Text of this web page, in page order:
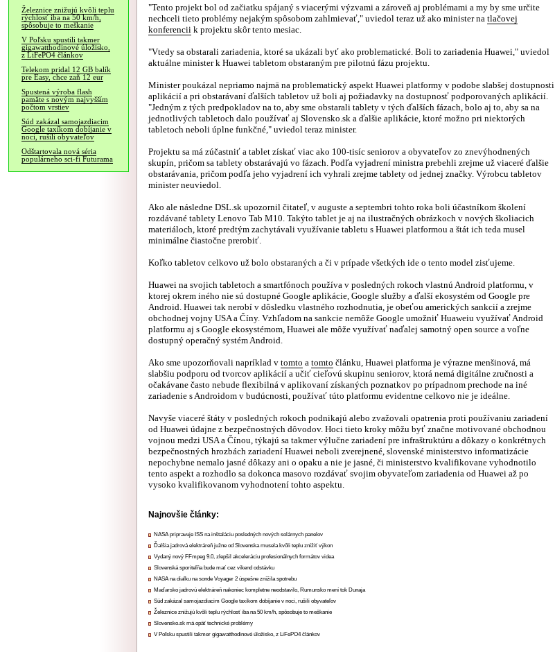
Železnice znižujú kvôli teplu
rýchlosť iba na 50 km/h,
spôsobuje to meškanie
V Poľsku spustili takmer
gigawatthodinové úložisko,
z LiFePO4 článkov
Telekom pridal 12 GB balík
pre Easy, chce zaň 12 eur
Spustená výroba flash
pamäte s novým najvyšším
počtom vrstiev
Súd zakázal samojazdiacim
Google taxíkom dobíjanie v
noci, rušili obyvateľov
Odštartovala nová séria
populárneho sci-fi Futurama
"Tento projekt bol od začiatku spájaný s viacerými výzvami a zároveň aj problémami a my by sme určite
nechceli tieto problémy nejakým spôsobom zahlmievať," uviedol teraz už ako minister na tlačovej
konferencii k projektu skôr tento mesiac.
"Vtedy sa obstarali zariadenia, ktoré sa ukázali byť ako problematické. Boli to zariadenia Huawei," uviedol
aktuálne minister k Huawei tabletom obstaraným pre pilotnú fázu projektu.
Minister poukázal nepriamo najmä na problematický aspekt Huawei platformy v podobe slabšej dostupnosti
aplikácií a pri obstarávaní ďalších tabletov už boli aj požiadavky na dostupnosť podporovaných aplikácií.
"Jedným z tých predpokladov na to, aby sme obstarali tablety v tých ďalších fázach, bolo aj to, aby sa na
jednotlivých tabletoch dalo používať aj Slovensko.sk a ďalšie aplikácie, ktoré možno pri niektorých
tabletoch neboli úplne funkčné," uviedol teraz minister.
Projektu sa má zúčastniť a tablet získať viac ako 100-tisíc seniorov a obyvateľov zo znevýhodnených
skupín, pričom sa tablety obstarávajú vo fázach. Podľa vyjadrení ministra prebehli zrejme už viaceré ďalšie
obstarávania, pričom podľa jeho vyjadrení ich vyhrali zrejme tablety od jednej značky. Výrobcu tabletov
minister neuviedol.
Ako ale následne DSL.sk upozornil čitateľ, v auguste a septembri tohto roka boli účastníkom školení
rozdávané tablety Lenovo Tab M10. Takýto tablet je aj na ilustračných obrázkoch v nových školiacich
materiáloch, ktoré predtým zachytávali využívanie tabletu s Huawei platformou a štát ich teda musel
minimálne čiastočne prerobiť.
Koľko tabletov celkovo už bolo obstaraných a či v prípade všetkých ide o tento model zisťujeme.
Huawei na svojich tabletoch a smartfónoch používa v posledných rokoch vlastnú Android platformu, v
ktorej okrem iného nie sú dostupné Google aplikácie, Google služby a ďalší ekosystém od Google pre
Android. Huawei tak nerobí v dôsledku vlastného rozhodnutia, je obeťou amerických sankcií a zrejme
obchodnej vojny USA a Číny. Vzhľadom na sankcie nemôže Google umožniť Huaweiu využívať Android
platformu aj s Google ekosystémom, Huawei ale môže využívať naďalej samotný open source a voľne
dostupný operačný systém Android.
Ako sme upozorňovali napríklad v tomto a tomto článku, Huawei platforma je výrazne menšinová, má
slabšiu podporu od tvorcov aplikácií a učiť cieľovú skupinu seniorov, ktorá nemá digitálne zručnosti a
očakávane často nebude flexibilná v aplikovaní získaných poznatkov po prípadnom prechode na iné
zariadenie s Androidom v budúcnosti, používať túto platformu evidentne celkovo nie je ideálne.
Navyše viaceré štáty v posledných rokoch podnikajú alebo zvažovali opatrenia proti používaniu zariadení
od Huawei údajne z bezpečnostných dôvodov. Hoci tieto kroky môžu byť značne motivované obchodnou
vojnou medzi USA a Čínou, týkajú sa takmer výlučne zariadení pre infraštruktúru a dôkazy o konkrétnych
bezpečnostných hrozbách zariadení Huawei neboli zverejnené, slovenské ministerstvo informatizácie
nepochybne nemalo jasné dôkazy ani o opaku a nie je jasné, či ministerstvo kvalifikovane vyhodnotilo
tento aspekt a rozhodlo sa dokonca masovo rozdávať svojim obyvateľom zariadenia od Huawei až po
vysoko kvalifikovanom vyhodnotení tohto aspektu.
Najnovšie články:
NASA pripravuje ISS na inštaláciu posledných nových solárnych panelov
Ďalšia jadrová elektráreň južne od Slovenska musela kvôli teplu znížiť výkon
Vydaný nový FFmpeg 9.0, zlepšil akceleráciu profesionálnych formátov videa
Slovenská sporiteľňa bude mať cez víkend odstávku
NASA na diaľku na sonde Voyager 2 úspešne znížila spotrebu
Maďarsko jadrovú elektráreň nakoniec kompletne neodstavilo, Rumunsko mení tok Dunaja
Súd zakázal samojazdiacim Google taxíkom dobíjanie v noci, rušili obyvateľov
Železnice znižujú kvôli teplu rýchlosť iba na 50 km/h, spôsobuje to meškanie
Slovensko.sk má opäť technické problémy
V Poľsku spustili takmer gigawatthodinové úložisko, z LiFePO4 článkov